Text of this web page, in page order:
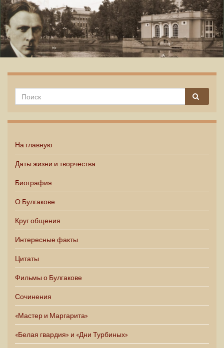
На главную
Даты жизни и творчества
Биография
О Булгакове
Круг общения
Интересные факты
Цитаты
Фильмы о Булгакове
Сочинения
«Мастер и Маргарита»
«Белая гвардия» и «Дни Турбиных»